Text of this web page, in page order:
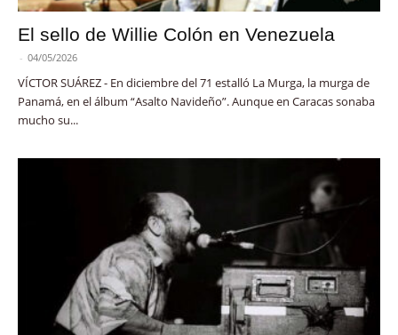
El sello de Willie Colón en Venezuela
- 04/05/2026
VÍCTOR SUÁREZ - En diciembre del 71 estalló La Murga, la murga de
Panamá, en el álbum “Asalto Navideño”. Aunque en Caracas sonaba
mucho su...